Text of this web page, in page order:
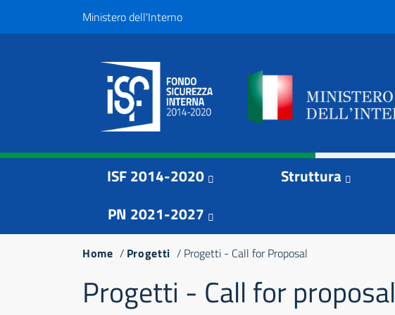
Top
Ministero dell'Interno
Menu principale
Navigazione
ISF 2014-2020 Struttura
PN 2021-2027
Briciole
di
Home Progetti Progetti - Call for Proposal
Progetti - Call for proposal